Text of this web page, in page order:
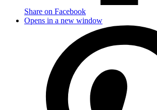
Share on Facebook
Opens in a new window